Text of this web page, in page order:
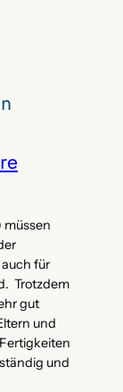
müssen
für
Trotzdem
gut
und
und